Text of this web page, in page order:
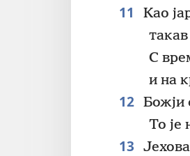
11
Као
С
и на
12 Божји
То је
13